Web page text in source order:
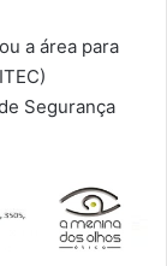
a área para
Segurança